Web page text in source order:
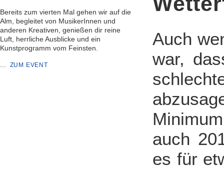
Bereits zum vierten Mal gehen wir auf die
Alm, begleitet von MusikerInnen und
anderen Kreativen, genießen dir reine
Luft, herrliche Ausblicke und ein
Kunstprogramm vom Feinsten.
ZUM EVENT
Auch
war,
auch
es für